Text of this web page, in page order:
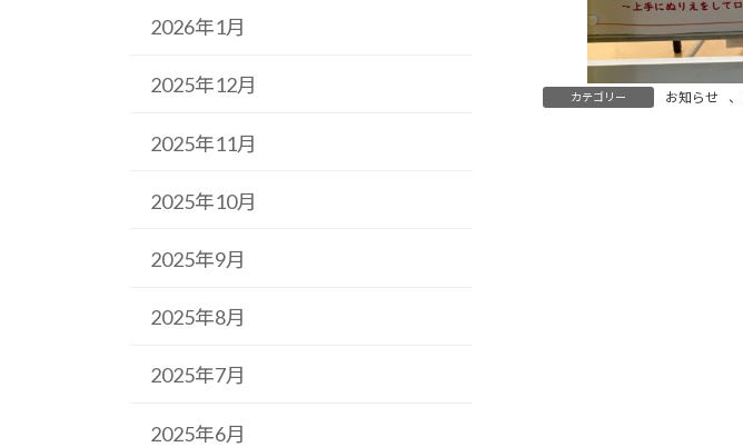
カテゴリー お知らせ 、
2026年1月
2025年12月
2025年11月
2025年10月
2025年9月
2025年8月
2025年7月
2025年6月